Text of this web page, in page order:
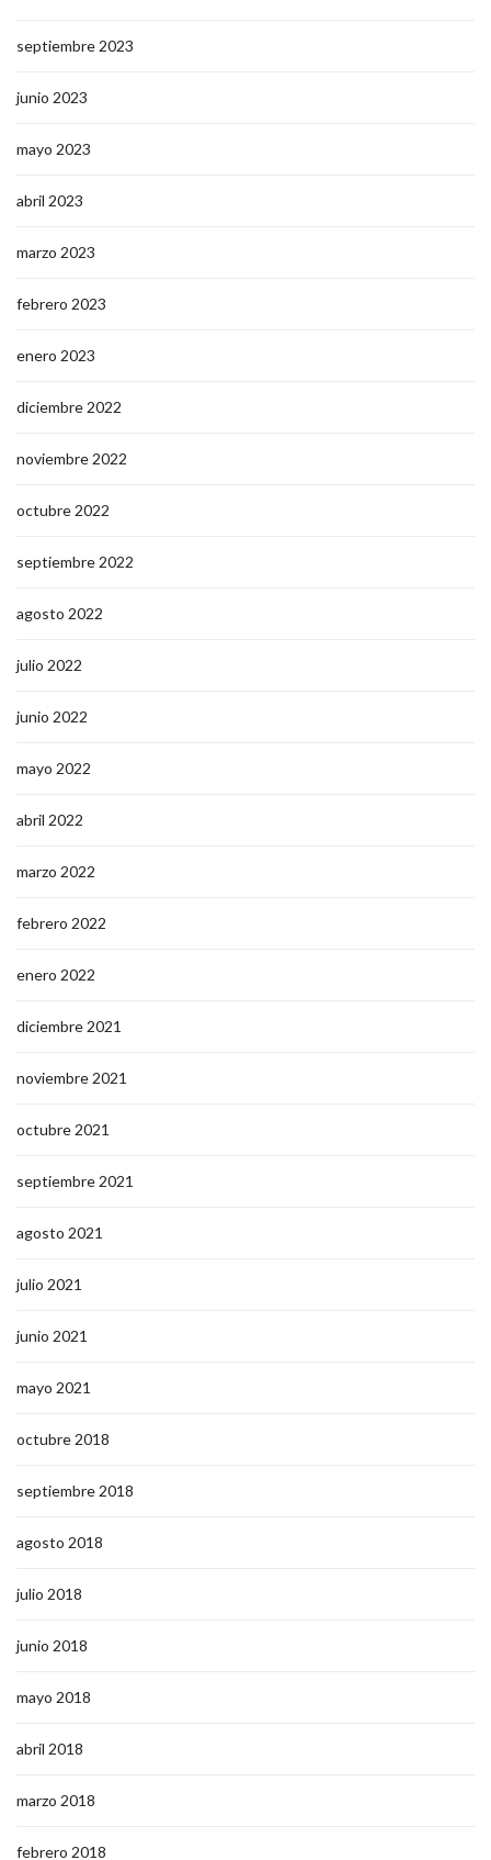
septiembre 2023
junio 2023
mayo 2023
abril 2023
marzo 2023
febrero 2023
enero 2023
diciembre 2022
noviembre 2022
octubre 2022
septiembre 2022
agosto 2022
julio 2022
junio 2022
mayo 2022
abril 2022
marzo 2022
febrero 2022
enero 2022
diciembre 2021
noviembre 2021
octubre 2021
septiembre 2021
agosto 2021
julio 2021
junio 2021
mayo 2021
octubre 2018
septiembre 2018
agosto 2018
julio 2018
junio 2018
mayo 2018
abril 2018
marzo 2018
febrero 2018